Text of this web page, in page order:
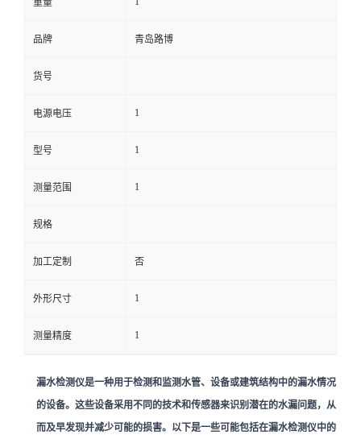
在
线
留
言
重量
品牌 青岛路博
货号
电源电压 1
型号 1
测量范围 1
规格
加工定制 否
外形尺寸 1
测量精度 1
漏水检测仪是一种用于检测和监测水管、设备或建筑结构中的漏水情况
的设备。这些设备采用不同的技术和传感器来识别潜在的水漏问题，从
而及早发现并减少可能的损害。以下是一些可能包括在漏水检测仪中的